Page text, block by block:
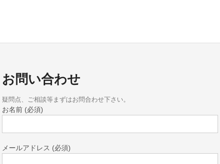
お問い合わせ
疑問点、ご相談等まずはお問合わせ下さい。
お名前 (必須)
メールアドレス (必須)